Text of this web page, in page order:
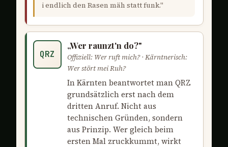
i endlich den Rasen mäh statt funk."
QRZ
„Wer raunzt'n do?"
Offiziell: Wer ruft mich? · Kärntnerisch:
Wer stört mei Ruh?
In Kärnten beantwortet man QRZ
grundsätzlich erst nach dem
dritten Anruf. Nicht aus
technischen Gründen, sondern
aus Prinzip. Wer gleich beim
ersten Mal zruckkummt, wirkt